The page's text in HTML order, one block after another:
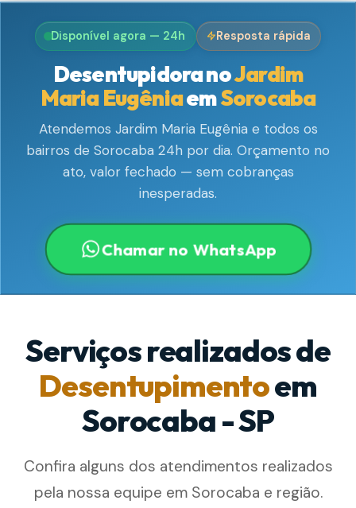
Disponível agora — 24h Resposta rápida
Desentupidora noJardim
Maria EugêniaemSorocaba
Atendemos Jardim Maria Eugênia e todos os
bairros de Sorocaba 24h por dia. Orçamento no
ato, valor fechado — sem cobranças
inesperadas.
Chamar no WhatsApp
Serviços realizados de
Desentupimentoem
Sorocaba - SP
Confira alguns dos atendimentos realizados
pela nossa equipe em Sorocaba e região.